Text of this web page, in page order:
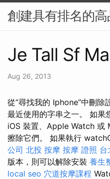
創建具有排名的
Je Tall Sf
Aug 26, 2013
從“尋找我的 Iphone”中刪除
最近使用的字串之一。 如果
iOS 裝置、Apple Watch 或
擦除它們。 如果執行
公司 北投 按摩 按摩 證照 台
版本，則可以解除安裝 養生
local seo 穴道按摩課程